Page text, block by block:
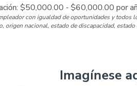
$50,000.00 - $60,000.00 por
con igualdad de oportunidades y
origen nacional, estado de discapacidad,
Imagínese